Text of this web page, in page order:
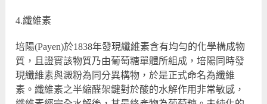
4.纖維素
培陽(Payen)於1838年發現纖維素含有均勻的化學構成物
質，且證實該物質乃由葡萄糖單體所組成，培陽同時發
現纖維素與澱粉為同分異構物，於是正式命名為纖維
素。纖維素之半縮醛架鍵對於酸的水解作用非常敏感，